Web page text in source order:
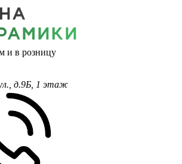
и в розницу
д.9Б, 1 этаж